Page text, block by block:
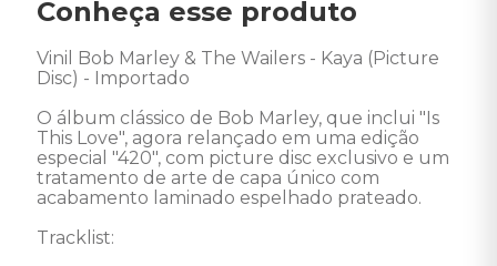
Conheça esse produto
Vinil Bob Marley & The Wailers - Kaya (Picture
Disc) - Importado
O álbum clássico de Bob Marley, que inclui "Is
This Love", agora relançado em uma edição
especial "420", com picture disc exclusivo e um
tratamento de arte de capa único com
acabamento laminado espelhado prateado.
Tracklist: